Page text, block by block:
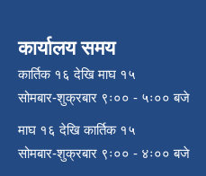
कार्यालय समय
कार्तिक १६ देखि माघ १५
सोमबार-शुक्रबार ९ः०० - ५ः०० बजे
माघ १६ देखि कार्तिक १५
सोमबार-शुक्रबार ९ः०० - ४ः०० बजे